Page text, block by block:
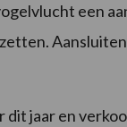
een
jaar en